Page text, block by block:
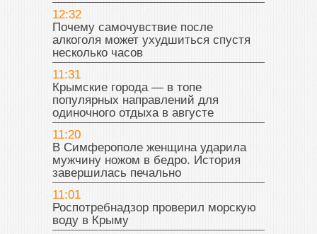
12:32
Почему самочувствие после
алкоголя может ухудшиться спустя
несколько часов
11:31
Крымские города — в топе
популярных направлений для
одиночного отдыха в августе
11:20
В Симферополе женщина ударила
мужчину ножом в бедро. История
завершилась печально
11:01
Роспотребнадзор проверил морскую
воду в Крыму